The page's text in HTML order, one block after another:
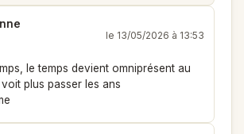
le 13/05/2026 à 13:53
le temps devient omniprésent au
plus passer les ans